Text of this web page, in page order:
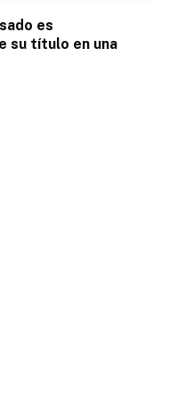
es
su título en una